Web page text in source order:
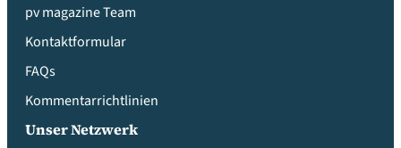
pv magazine Team
Kontaktformular
FAQs
Kommentarrichtlinien
Unser Netzwerk